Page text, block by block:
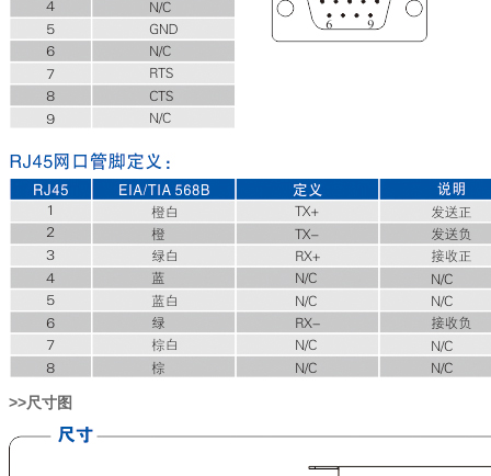
>>尺寸图